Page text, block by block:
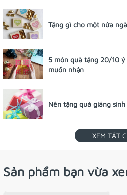
Tặng gì cho một nửa
5 món quà tặng 20/10 ý
muốn nhận
Nên tặng quà giáng
XEM TẤT
Sản phẩm bạn vừa